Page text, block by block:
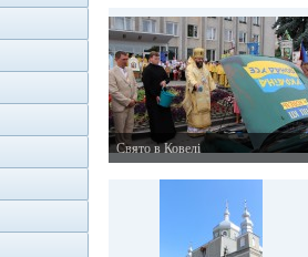
Свято в Ковелі